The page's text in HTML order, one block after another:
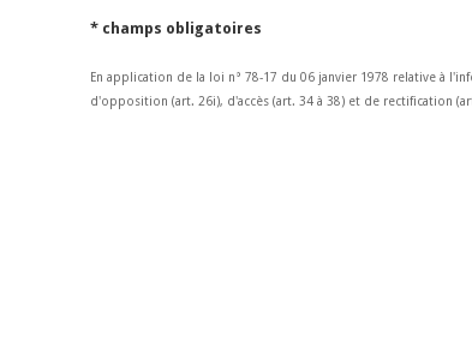
* champs obligatoires
En application de la loi n° 78-17 du 06 janvier 1978 relative à
d'opposition (art. 26i), d'accès (art. 34 à 38) et de rectification